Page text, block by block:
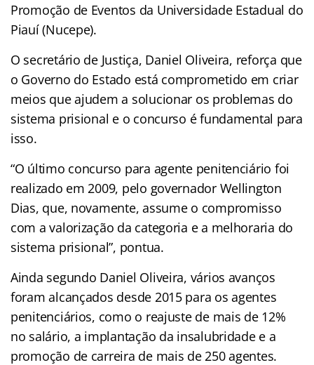
Promoção de Eventos da Universidade Estadual do
Piauí (Nucepe).
O secretário de Justiça, Daniel Oliveira, reforça que
o Governo do Estado está comprometido em criar
meios que ajudem a solucionar os problemas do
sistema prisional e o concurso é fundamental para
isso.
“O último concurso para agente penitenciário foi
realizado em 2009, pelo governador Wellington
Dias, que, novamente, assume o compromisso
com a valorização da categoria e a melhoraria do
sistema prisional”, pontua.
Ainda segundo Daniel Oliveira, vários avanços
foram alcançados desde 2015 para os agentes
penitenciários, como o reajuste de mais de 12%
no salário, a implantação da insalubridade e a
promoção de carreira de mais de 250 agentes.